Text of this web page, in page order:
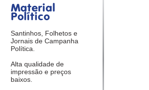
Material
Político
Santinhos, Folhetos e
Jornais de Campanha
Política.
Alta qualidade de
impressão e preços
baixos.